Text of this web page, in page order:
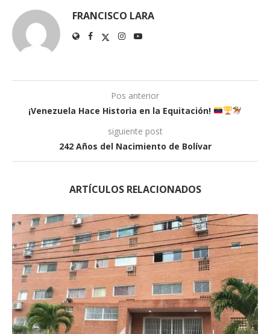
FRANCISCO LARA
Pos anterior
¡Venezuela Hace Historia en la Equitación!
siguiente post
242 Años del Nacimiento de Bolívar
ARTÍCULOS RELACIONADOS